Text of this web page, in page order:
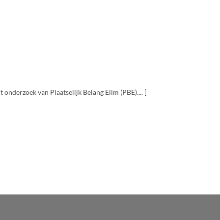
van Plaatselijk Belang Elim (PBE).... [